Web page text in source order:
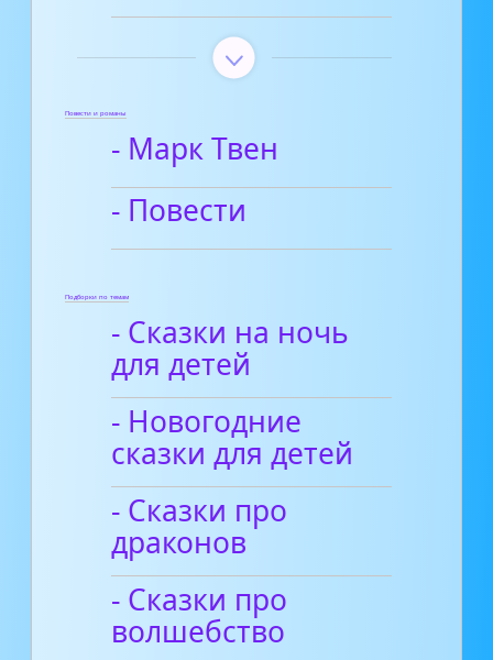
Повести и романы
- Марк Твен
- Повести
Подборки по темам
- Сказки на ночь
для детей
- Новогодние
сказки для детей
- Сказки про
драконов
- Сказки про
волшебство